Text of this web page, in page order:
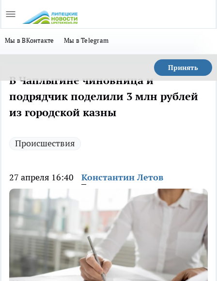
Мы в ВКонтакте Мы в Telegram
Принять
В Чаплыгине чиновница и
подрядчик поделили 3 млн рублей
из городской казны
Происшествия
27 апреля 16:40 Константин Летов